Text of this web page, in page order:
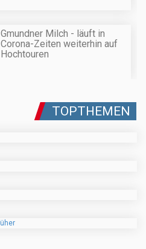
Gmundner Milch - läuft in
Corona-Zeiten weiterhin auf
Hochtouren
TOPTHEMEN